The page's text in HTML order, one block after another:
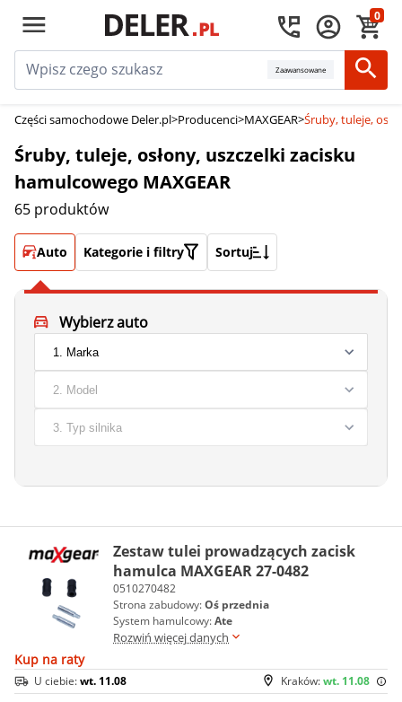
0
Zaawansowane
Części samochodowe Deler.pl>Producenci>MAXGEAR>Śruby, tuleje,
Śruby, tuleje, osłony, uszczelki zacisku
hamulcowego MAXGEAR
65 produktów
Auto Kategorie i filtry Sortuj
Wybierz auto
Zestaw tulei prowadzących zacisk
hamulca MAXGEAR 27-0482
0510270482
Strona zabudowy:Oś przednia
System hamulcowy:Ate
Rozwiń więcej danych
Kup na raty
Kraków:wt. 11.08
U ciebie:wt. 11.08